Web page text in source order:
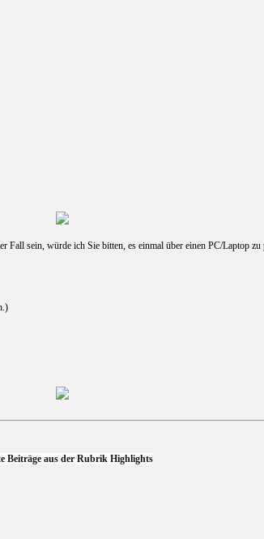
Fall sein, würde ich Sie bitten, es einmal über einen PC/Laptop zu
Beiträge aus der Rubrik Highlights